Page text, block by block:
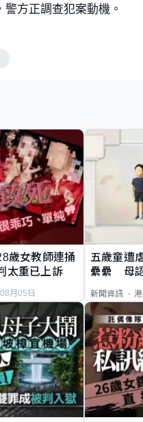
方正調查犯案動機。
歲女教師連捅
太重已上訴
月05日
五歲童遭
纍纍 母
新聞資訊